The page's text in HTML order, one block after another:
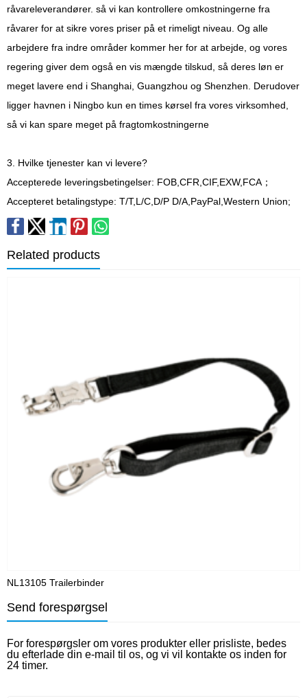
råvareleverandører. så vi kan kontrollere omkostningerne fra
råvarer for at sikre vores priser på et rimeligt niveau. Og alle
arbejdere fra indre områder kommer her for at arbejde, og vores
regering giver dem også en vis mængde tilskud, så deres løn er
meget lavere end i Shanghai, Guangzhou og Shenzhen. Derudover
ligger havnen i Ningbo kun en times kørsel fra vores virksomhed,
så vi kan spare meget på fragtomkostningerne
3. Hvilke tjenester kan vi levere?
Accepterede leveringsbetingelser: FOB,CFR,CIF,EXW,FCA；
Accepteret betalingstype: T/T,L/C,D/P D/A,PayPal,Western Union;
Related products
NL13105 Trailerbinder
Send forespørgsel
For forespørgsler om vores produkter eller prisliste, bedes
du efterlade din e-mail til os, og vi vil kontakte os inden for
24 timer.